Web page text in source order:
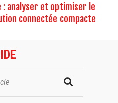
: analyser et optimiser le
connectée compacte